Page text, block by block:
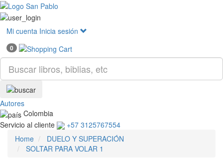
Mi cuenta Inicia sesión
0
Autores
Colombia
Servicio al cliente
+57 3125767554
Home
DUELO Y SUPERACIÓN
SOLTAR PARA VOLAR 1